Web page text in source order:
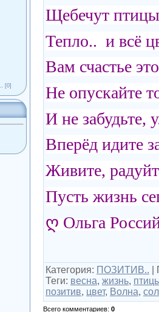
[0]
Щебечут
Тепло.. и всё
Вам счастье
Не опускайте
И не забудьте,
Вперёд идите
Живите,
Пусть жизнь
ღ Ольга
Категория: ПОЗИТИВ..
Теги: весна, жизнь,
позитив, цвет, Волна,
Всего комментариев: 0